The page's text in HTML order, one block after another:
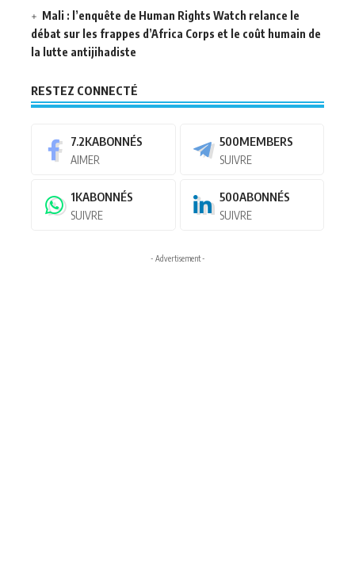
Mali : l’enquête de Human Rights Watch relance le
débat sur les frappes d’Africa Corps et le coût humain de
la lutte antijihadiste
RESTEZ CONNECTÉ
7.2KABONNÉS
AIMER
500MEMBERS
SUIVRE
1KABONNÉS
SUIVRE
500ABONNÉS
SUIVRE
- Advertisement -